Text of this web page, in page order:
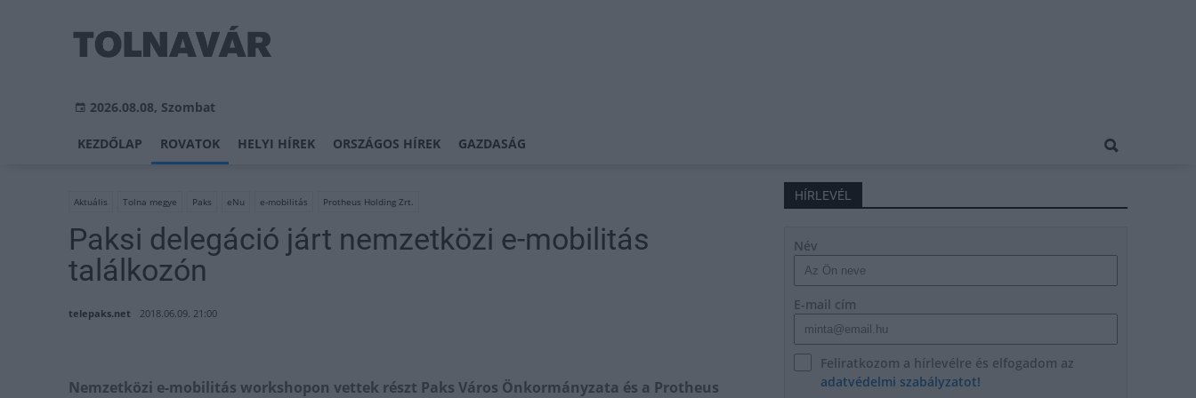
2026.08.08, Szombat
KEZDŐLAP ROVATOK HELYI HÍREK ORSZÁGOS HÍREK GAZDASÁG
Aktuális Tolna megye Paks eNu e-mobilitás Protheus Holding Zrt.
Paksi delegáció járt nemzetközi e-mobilitás
találkozón
telepaks.net 2018.06.09. 21:00
Nemzetközi e-mobilitás workshopon vettek részt Paks Város Önkormányzata és a Protheus
HÍRLEVÉL
Név
E-mail cím
Feliratkozom a hírlevélre és elfogadom az
adatvédelmi szabályzatot!